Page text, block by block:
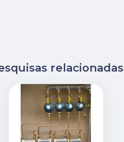
relacionadas